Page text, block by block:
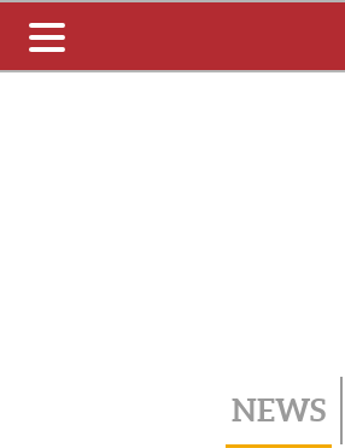
Toggle
navigation
NEWS